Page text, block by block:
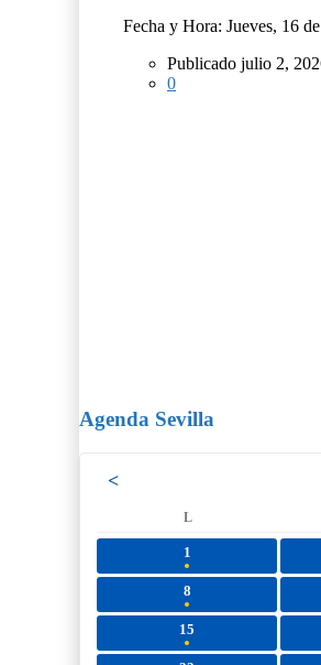
Fecha y Hora: Jueves, 16
Publicado julio 2,
0
Agenda Sevilla
<
L
1
8
15